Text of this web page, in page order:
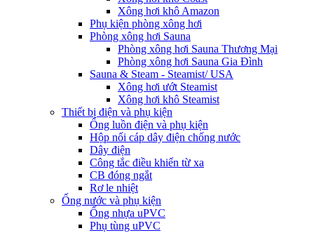
Xông hơi khô Amazon
Phụ kiện phòng xông hơi
Phòng xông hơi Sauna
Phòng xông hơi Sauna Thương Mại
Phòng xông hơi Sauna Gia Đình
Sauna & Steam - Steamist/ USA
Xông hơi ướt Steamist
Xông hơi khô Steamist
Thiết bị điện và phụ kiện
Ống luồn điện và phụ kiện
Hộp nối cáp dây điện chống nước
Dây điện
Công tắc điều khiển từ xa
CB đóng ngắt
Rơ le nhiệt
Ống nước và phụ kiện
Ống nhựa uPVC
Phụ tùng uPVC